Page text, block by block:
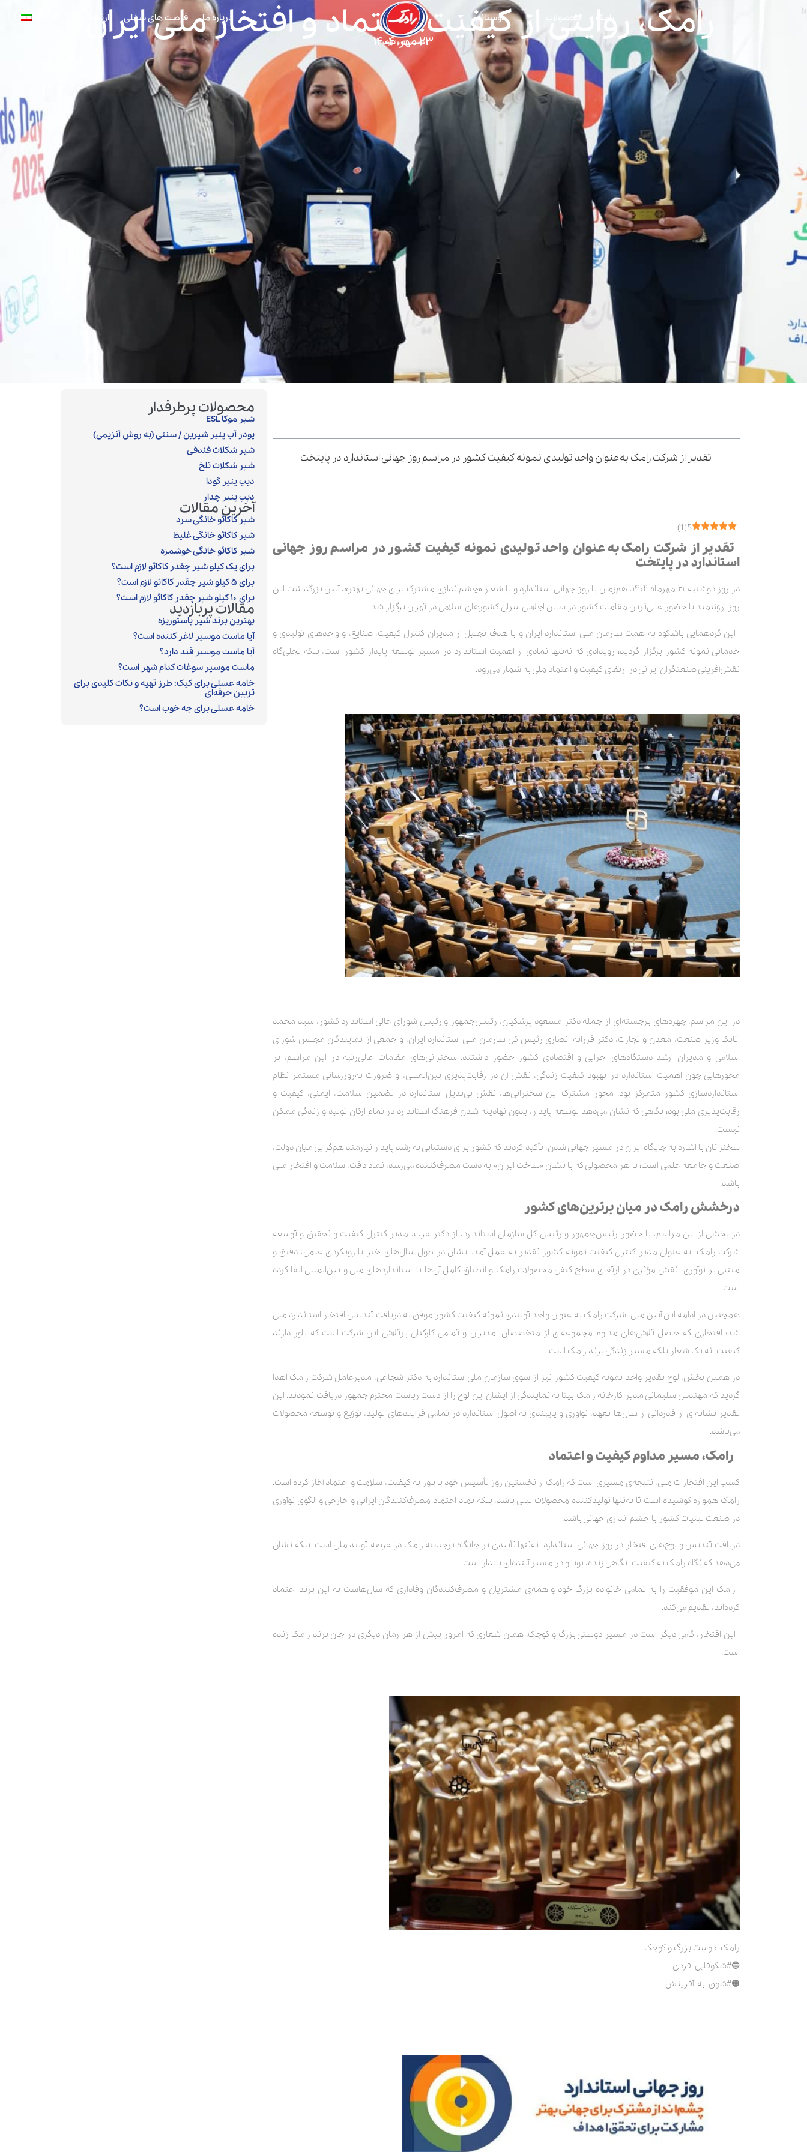
درباره ما فرصت های شغلی ارتباط با ما دوستانه
رامک، روایتی از کیفیت، اعتماد و افتخار ملی ایران
۲۳ مهر ۱۴۰۴
تقدیر از شرکت رامک به‌عنوان واحد تولیدی نمونه کیفیت کشور در مراسم روز جهانی استاندارد در پایتخت
5
(
1
)
تقدیر از شرکت رامک به‌عنوان واحد تولیدی نمونه کیفیت کشور در مراسم روز جهانی
استاندارد در پایتخت
در روز دوشنبه ۲۱ مهرماه ۱۴۰۴، هم‌زمان با روز جهانی استاندارد و با شعار «چشم‌اندازی مشترک برای جهانی بهتر»، آیین بزرگداشت این
روز ارزشمند با حضور عالی‌ترین مقامات کشور در سالن اجلاس سران کشورهای اسلامی در تهران برگزار شد.
این گردهمایی باشکوه به همت سازمان ملی استاندارد ایران و با هدف تجلیل از مدیران کنترل کیفیت، صنایع، و واحدهای تولیدی و
خدماتی نمونه کشور برگزار گردید؛ رویدادی که نه‌تنها نمادی از اهمیت استاندارد در مسیر توسعه پایدار کشور است، بلکه تجلی‌گاه
نقش‌آفرینی صنعتگران ایرانی در ارتقای کیفیت و اعتماد ملی به شمار می‌رود.
در این مراسم، چهره‌های برجسته‌ای از جمله دکتر مسعود پزشکیان، رئیس‌جمهور و رئیس شورای عالی استاندارد کشور، سید محمد
اتابک وزیر صنعت، معدن و تجارت، دکتر فرزانه انصاری رئیس کل سازمان ملی استاندارد ایران، و جمعی از نمایندگان مجلس شورای
اسلامی و مدیران ارشد دستگاه‌های اجرایی و اقتصادی کشور حضور داشتند. سخنرانی‌های مقامات عالی‌رتبه در این مراسم، بر
محورهایی چون اهمیت استاندارد در بهبود کیفیت زندگی، نقش آن در رقابت‌پذیری بین‌المللی، و ضرورت به‌روزرسانی مستمر نظام
استانداردسازی کشور متمرکز بود. محور مشترک این سخنرانی‌ها، نقش بی‌بدیل استاندارد در تضمین سلامت، ایمنی، کیفیت و
رقابت‌پذیری ملی بود؛ نگاهی که نشان می‌دهد توسعه پایدار، بدون نهادینه شدن فرهنگ استاندارد در تمام ارکان تولید و زندگی ممکن
نیست.
سخنرانان با اشاره به جایگاه ایران در مسیر جهانی شدن، تأکید کردند که کشور برای دستیابی به رشد پایدار نیازمند هم‌گرایی میان دولت،
صنعت و جامعه علمی است؛ تا هر محصولی که با نشان «ساخت ایران» به دست مصرف‌کننده می‌رسد، نماد دقت، سلامت و افتخار ملی
باشد.
درخشش رامک در میان برترین‌های کشور
در بخشی از این مراسم، با حضور رئیس‌جمهور و رئیس کل سازمان استاندارد، از دکتر عرب، مدیر کنترل کیفیت و تحقیق و توسعه
شرکت رامک، به عنوان مدیر کنترل کیفیت نمونه کشور تقدیر به عمل آمد. ایشان در طول سال‌های اخیر با رویکردی علمی، دقیق و
مبتنی بر نوآوری، نقش مؤثری در ارتقای سطح کیفی محصولات رامک و انطباق کامل آن‌ها با استانداردهای ملی و بین‌المللی ایفا کرده
است.
همچنین در ادامه این آیین ملی، شرکت رامک به عنوان واحد تولیدی نمونه کیفیت کشور موفق به دریافت تندیس افتخار استاندارد ملی
شد؛ افتخاری که حاصل تلاش‌های مداوم مجموعه‌ای از متخصصان، مدیران و تمامی کارکنان پرتلاش این شرکت است که باور دارند
کیفیت، نه یک شعار بلکه مسیر زندگی برند رامک است.
در همین بخش، لوح تقدیر واحد نمونه کیفیت کشور نیز از سوی سازمان ملی استاندارد به دکتر شجاعی، مدیرعامل شرکت رامک اهدا
گردید که مهندس سلیمانی مدیر کارخانه رامک بیتا به نمایندگی از ایشان این لوح را از دست ریاست محترم جمهور دریافت نمودند. این
تقدیر نشانه‌ای از قدردانی از سال‌ها تعهد، نوآوری و پایبندی به اصول استاندارد در تمامی فرآیندهای تولید، توزیع و توسعه محصولات
می‌باشد.
رامک، مسیر مداوم کیفیت و اعتماد
کسب این افتخارات ملی، نتیجه‌ی مسیری است که رامک از نخستین روز تأسیس خود با باور به کیفیت، سلامت و اعتماد آغاز کرده است.
رامک همواره کوشیده است تا نه‌تنها تولیدکننده محصولات لبنی باشد، بلکه نماد اعتماد مصرف‌کنندگان ایرانی و خارجی و الگوی نوآوری
در صنعت لبنیات کشور با چشم اندازی جهانی باشد.
دریافت تندیس و لوح‌های افتخار در روز جهانی استاندارد، نه‌تنها تأییدی بر جایگاه برجسته رامک در عرصه تولید ملی است، بلکه نشان
می‌دهد که نگاه رامک به کیفیت، نگاهی زنده، پویا و در مسیر آینده‌ای پایدار است.
رامک این موفقیت را به تمامی خانواده بزرگ خود و همه‌ی مشتریان و مصرف‌کنندگان وفاداری که سال‌هاست به این برند اعتماد
کرده‌اند، تقدیم می‌کند.
این افتخار، گامی دیگر است در مسیر دوستی بزرگ و کوچک؛ همان شعاری که امروز بیش از هر زمان دیگری در جان برند رامک زنده
است.
رامک، دوست بزرگ و کوچک
🔵#شکوفایی_فردی
🟠#شوق_به_آفرینش
محصولات پرطرفدار
شیر موکا ESL
پودر آب پنیر شیرین / سنتی (به روش آنزیمی)‎
شیر شکلات فندقی
شیر شکلات تلخ
دیپ پنیر گودا
دیپ پنیر چدار
آخرین مقالات
شیر کاکائو خانگی سرد
شیر کاکائو خانگی غلیظ
شیر کاکائو خانگی خوشمزه
برای یک کیلو شیر چقدر کاکائو لازم است؟
برای ۵ کیلو شیر چقدر کاکائو لازم است؟
برای ۱۰ کیلو شیر چقدر کاکائو لازم است؟
مقالات پربازدید
بهترین برند شیر پاستوریزه
آیا ماست موسیر لاغر کننده است؟
آیا ماست موسیر قند دارد؟
ماست موسیر سوغات کدام شهر است؟
خامه عسلی برای کیک: طرز تهیه و نکات کلیدی برای
تزیین حرفه‌ای
خامه عسلی برای چه خوب است؟